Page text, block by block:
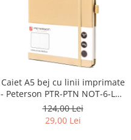
Caiet A5 bej cu linii imprimate
- Peterson PTR-PTN NOT-6-LN-
Q2-8679
124,00 Lei
29,00 Lei